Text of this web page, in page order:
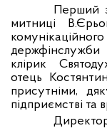
Перший
митниці
держфінслужби
клірик
отець
присутніми,
підприємстві та